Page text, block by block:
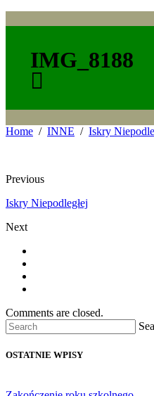
IMG_8188
Home INNE Iskry
Previous
Iskry Niepodległej
Next
Comments are closed.
OSTATNIE WPISY